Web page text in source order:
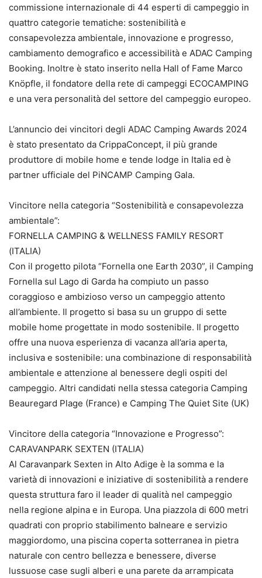
commissione internazionale di 44 esperti di campeggio in
quattro categorie tematiche: sostenibilità e
consapevolezza ambientale, innovazione e progresso,
cambiamento demografico e accessibilità e ADAC Camping
Booking. Inoltre è stato inserito nella Hall of Fame Marco
Knöpfle, il fondatore della rete di campeggi ECOCAMPING
e una vera personalità del settore del campeggio europeo.
L’annuncio dei vincitori degli ADAC Camping Awards 2024
è stato presentato da CrippaConcept, il più grande
produttore di mobile home e tende lodge in Italia ed è
partner ufficiale del PiNCAMP Camping Gala.
Vincitore nella categoria “Sostenibilità e consapevolezza
ambientale”:
FORNELLA CAMPING & WELLNESS FAMILY RESORT
(ITALIA)
Con il progetto pilota “Fornella one Earth 2030”, il Camping
Fornella sul Lago di Garda ha compiuto un passo
coraggioso e ambizioso verso un campeggio attento
all’ambiente. Il progetto si basa su un gruppo di sette
mobile home progettate in modo sostenibile. Il progetto
offre una nuova esperienza di vacanza all’aria aperta,
inclusiva e sostenibile: una combinazione di responsabilità
ambientale e attenzione al benessere degli ospiti del
campeggio. Altri candidati nella stessa categoria Camping
Beauregard Plage (France) e Camping The Quiet Site (UK)
Vincitore della categoria “Innovazione e Progresso”:
CARAVANPARK SEXTEN (ITALIA)
Al Caravanpark Sexten in Alto Adige è la somma e la
varietà di innovazioni e iniziative di sostenibilità a rendere
questa struttura faro il leader di qualità nel campeggio
nella regione alpina e in Europa. Una piazzola di 600 metri
quadrati con proprio stabilimento balneare e servizio
maggiordomo, una piscina coperta sotterranea in pietra
naturale con centro bellezza e benessere, diverse
lussuose case sugli alberi e una parete da arrampicata